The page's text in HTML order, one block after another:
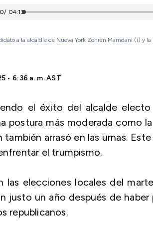
/ 04:13
a la alcaldía de Nueva York Zohran Mamdani (i) y
• 6:36 a. m. AST
el éxito del alcalde
postura más moderada como
arrasó en las urnas.
el trumpismo.
las elecciones locales del
justo un año después de
republicanos.